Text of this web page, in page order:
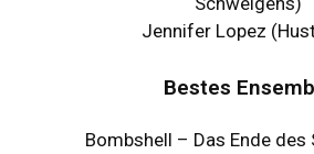
Jennifer Lopez
Bestes
Bombshell – Das Ende des